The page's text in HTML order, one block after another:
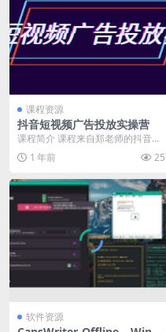
课程资源
抖音短视频广告投放实操营
课程简介 课程来自郑老师的抖音短
视频广告投放获客实操营。 想解决
企业缺客难题？ ...
1 年前 25
软件资源